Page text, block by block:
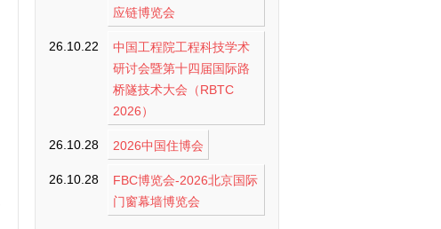
应链博览会
26.10.22
中国工程院工程科技学术
研讨会暨第十四届国际路
桥隧技术大会（RBTC
2026）
26.10.28 2026中国住博会
26.10.28
FBC博览会-2026北京国际
门窗幕墙博览会